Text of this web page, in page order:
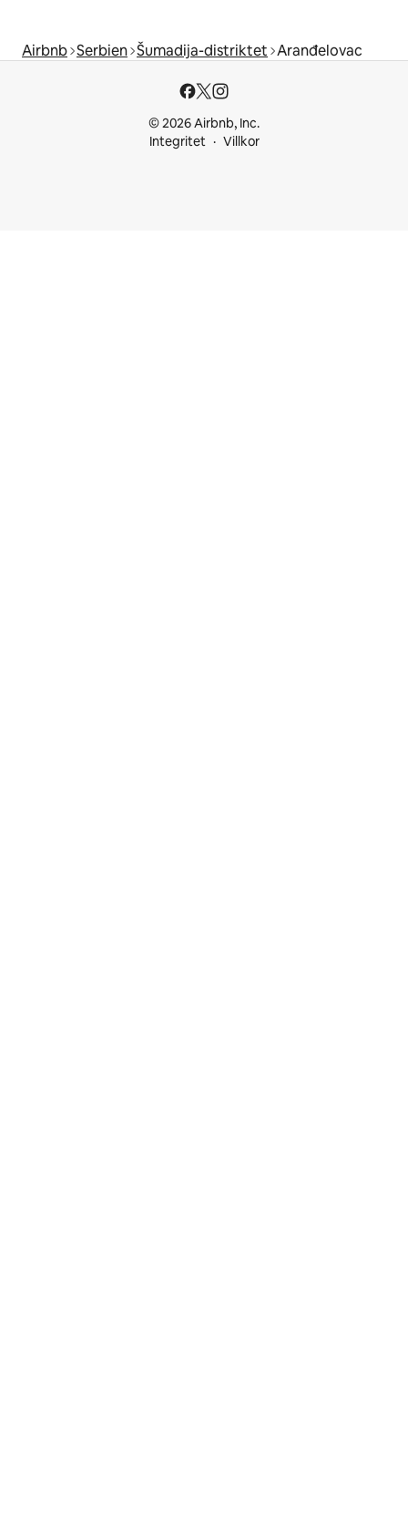
Airbnb Serbien Šumadija-distriktet Aranđelovac
© 2026 Airbnb, Inc.
Integritet
Villkor